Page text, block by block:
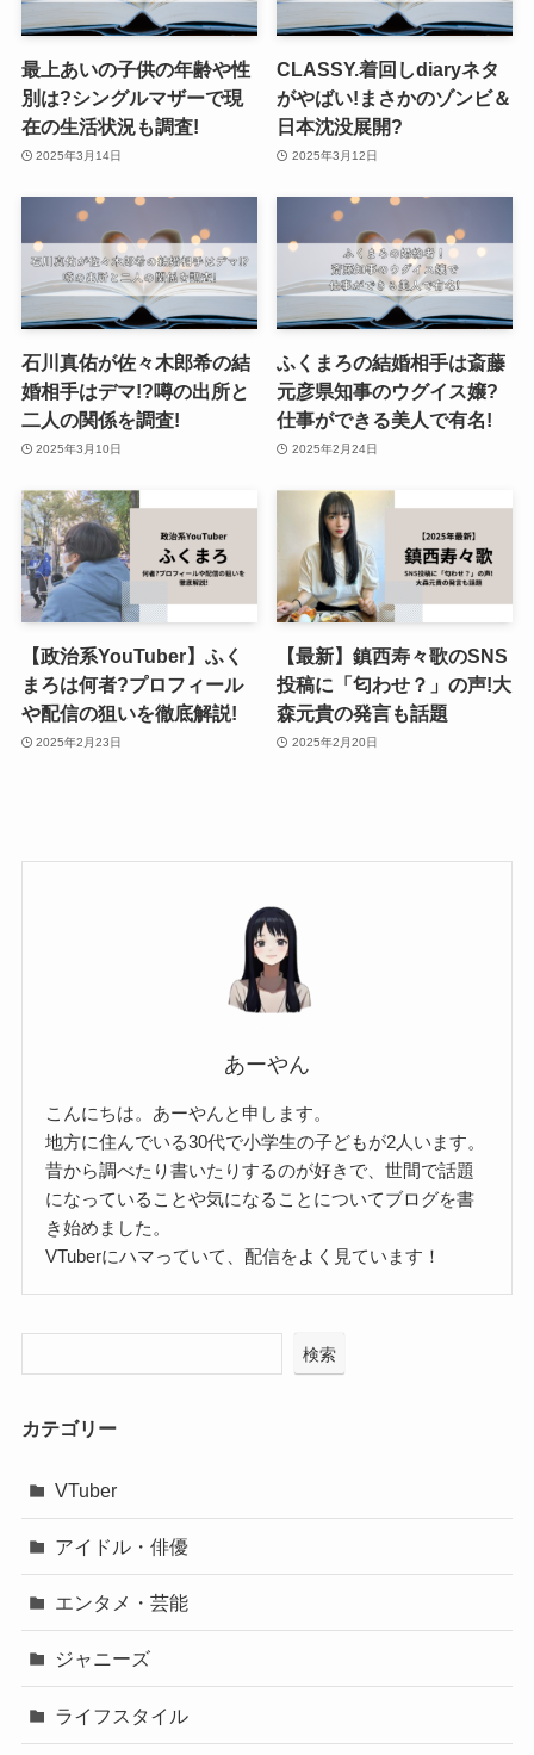
最上あいの子供の年齢や性
別は?シングルマザーで現
在の生活状況も調査!
2025年3月14日
CLASSY.着回しdiaryネタ
がやばい!まさかのゾンビ＆
日本沈没展開?
2025年3月12日
石川真佑が佐々木郎希の結
婚相手はデマ!?噂の出所と
二人の関係を調査!
2025年3月10日
ふくまろの結婚相手は斎藤
元彦県知事のウグイス嬢?
仕事ができる美人で有名!
2025年2月24日
【政治系YouTuber】ふく
まろは何者?プロフィール
や配信の狙いを徹底解説!
2025年2月23日
【最新】鎮西寿々歌のSNS
投稿に「匂わせ？」の声!大
森元貴の発言も話題
2025年2月20日
あーやん
こんにちは。あーやんと申します。
地方に住んでいる30代で小学生の子どもが2人います。
昔から調べたり書いたりするのが好きで、世間で話題
になっていることや気になることについてブログを書
き始めました。
VTuberにハマっていて、配信をよく見ています！
検索
カテゴリー
VTuber
アイドル・俳優
エンタメ・芸能
ジャニーズ
ライフスタイル